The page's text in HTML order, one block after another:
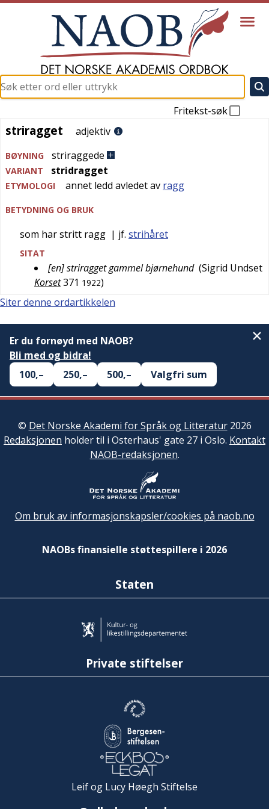
Fritekst-søk
striragget
striragget adjektiv
BØYNING striraggede
VARIANT stridragget
ETYMOLOGI annet ledd avledet av ragg
BETYDNING OG BRUK
som har stritt ragg | jf. strihåret
SITAT
[en] striragget gammel bjørnehund (Sigrid Undset
Korset371 1922)
Siter denne ordartikkelen
Er du fornøyd med NAOB?
Bli med og bidra!
100,–
250,– 500,– Valgfri sum
© Det Norske Akademi for Språk og Litteratur2026
Redaksjonen holder til i Osterhaus' gate 27 i Oslo. Kontakt
NAOB-redaksjonen.
Om bruk av informasjonskapsler/cookies på naob.no
NAOBs finansielle støttespillere i 2026
Staten
Private stiftelser
Leif og Lucy Høegh Stiftelse